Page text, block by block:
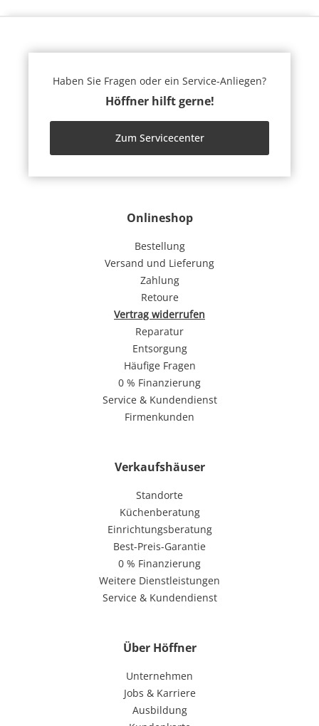
Onlineshop
Bestellung
Versand und Lieferung
Zahlung
Retoure
Vertrag widerrufen
Reparatur
Entsorgung
Häufige Fragen
0 % Finanzierung
Service & Kundendienst
Firmenkunden
Verkaufshäuser
Standorte
Küchenberatung
Einrichtungsberatung
Best-Preis-Garantie
0 % Finanzierung
Weitere Dienstleistungen
Service & Kundendienst
Über Höffner
Unternehmen
Jobs & Karriere
Ausbildung
Haben Sie Fragen oder ein Service-Anliegen?
Höffner hilft gerne!
Zum Servicecenter